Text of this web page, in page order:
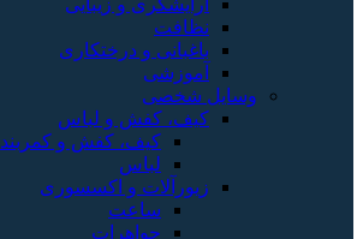
آرایشگری و زیبایی
نظافت
باغبانی و درختکاری
آموزشی
وسایل شخصی
کیف، کفش و لباس
کیف، کفش و کمربند
لباس
زیورآلات و اکسسوری
ساعت
جواهرات